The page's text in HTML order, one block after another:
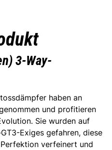
3-Way-
haben an
und profitieren
Sie wurden auf
Exiges gefahren, diese
verfeinert und